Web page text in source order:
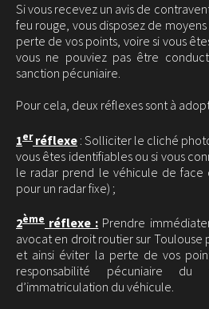
Si vous recevez un avis de
feu rouge, vous disposez de
perte de vos points, voire si vous
vous ne pouviez pas être
sanction pécuniaire.
Pour cela, deux réflexes sont à
1erréflexe : Solliciter le cliché
vous êtes identifiables ou si vous
le radar prend le véhicule de face
pour un radar fixe) ;
2ème réflexe : Prendre
avocat en droit routier sur
et ainsi éviter la perte de vos
responsabilité pécuniaire
d’immatriculation du véhicule.